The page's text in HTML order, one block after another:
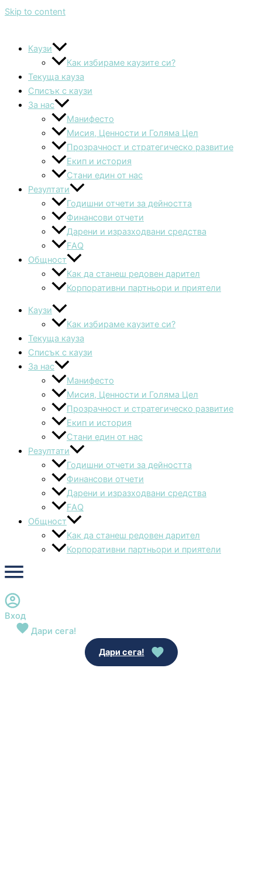
Skip to content
Каузи
Как избираме каузите си?
Текуща кауза
Списък с каузи
За нас
Манифесто
Мисия, Ценности и Голяма Цел
Прозрачност и стратегическо развитие
Екип и история
Стани един от нас
Резултати
Годишни отчети за дейността
Финансови отчети
Дарени и изразходвани средства
FAQ
Общност
Как да станеш редовен дарител
Корпоративни партньори и приятели
Каузи
Как избираме каузите си?
Текуща кауза
Списък с каузи
За нас
Манифесто
Мисия, Ценности и Голяма Цел
Прозрачност и стратегическо развитие
Екип и история
Стани един от нас
Резултати
Годишни отчети за дейността
Финансови отчети
Дарени и изразходвани средства
FAQ
Общност
Как да станеш редовен дарител
Корпоративни партньори и приятели
Вход
Дари сега!
Дари сега!